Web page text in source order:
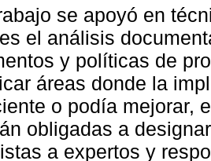
se apoyó en
el análisis
y políticas de
áreas donde la
o podía mejorar,
obligadas a
a expertos y